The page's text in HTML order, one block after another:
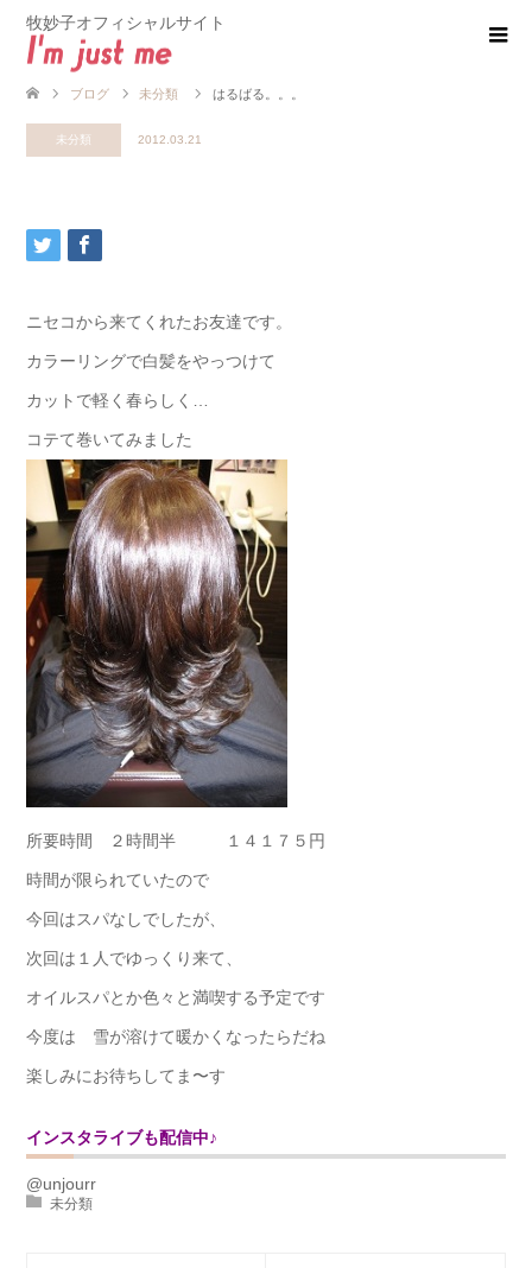
牧妙子オフィシャルサイト
ブログ 未分類 はるばる。。。
未分類 2012.03.21
ニセコから来てくれたお友達です。
カラーリングで白髪をやっつけて
カットで軽く春らしく…
コテて巻いてみました
所要時間 ２時間半 １４１７５円
時間が限られていたので
今回はスパなしでしたが、
次回は１人でゆっくり来て、
オイルスパとか色々と満喫する予定です
今度は 雪が溶けて暖かくなったらだね
楽しみにお待ちしてま〜す
インスタライブも配信中♪
@unjourr
未分類